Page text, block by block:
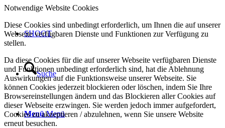
SHOOT
Suche
Menü Menü
Notwendige Website Cookies
Diese Cookies sind unbedingt erforderlich, um Ihnen die auf unserer
Webseite verfügbaren Dienste und Funktionen zur Verfügung zu
stellen.
Da diese Cookies für die auf unserer Webseite verfügbaren Dienste
und Funktionen unbedingt erforderlich sind, hat die Ablehnung
Auswirkungen auf die Funktionsweise unserer Webseite. Sie
können Cookies jederzeit blockieren oder löschen, indem Sie Ihre
Browsereinstellungen ändern und das Blockieren aller Cookies auf
dieser Webseite erzwingen. Sie werden jedoch immer aufgefordert,
Cookies zu akzeptieren / abzulehnen, wenn Sie unsere Website
erneut besuchen.